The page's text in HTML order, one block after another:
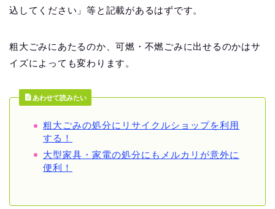
込してください」等と記載があるはずです。
粗大ごみにあたるのか、可燃・不燃ごみに出せるのかはサ
イズによっても変わります。
あわせて読みたい
粗大ごみの処分にリサイクルショップを利用
する！
大型家具・家電の処分にもメルカリが意外に
便利！